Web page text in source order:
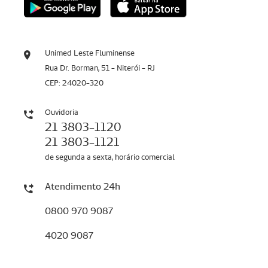
Unimed Leste Fluminense
Rua Dr. Borman, 51 - Niterói - RJ
CEP: 24020-320
Ouvidoria
21 3803-1120
21 3803-1121
de segunda a sexta, horário comercial
Atendimento 24h
0800 970 9087
4020 9087